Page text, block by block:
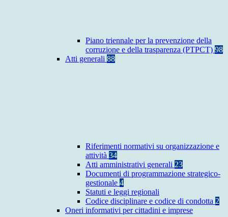
Piano triennale per la prevenzione della
corruzione e della trasparenza (PTPCT) 98
Atti generali 88
Riferimenti normativi su organizzazione e
attività 34
Atti amministrativi generali 23
Documenti di programmazione strategico-
gestionale 4
Statuti e leggi regionali
Codice disciplinare e codice di condotta 2
Oneri informativi per cittadini e imprese